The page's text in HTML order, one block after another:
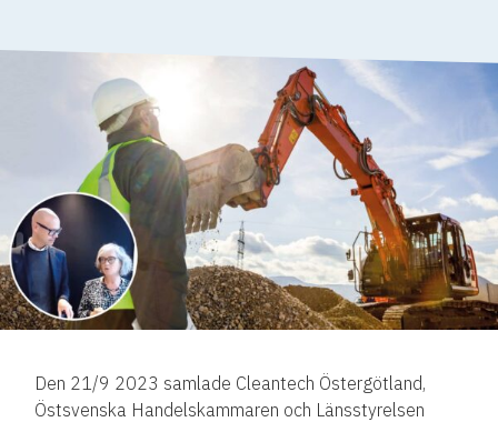
Den 21/9 2023 samlade Cleantech Östergötland,
Östsvenska Handelskammaren och Länsstyrelsen